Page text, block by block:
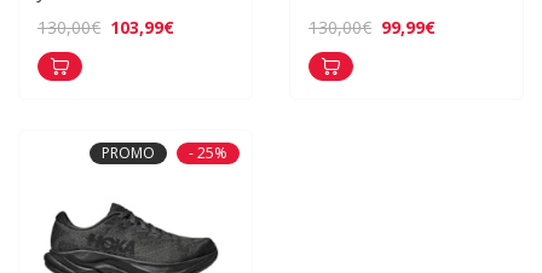
130,00€ 103,99€ 130,00€ 99,99€
PROMO - 25%